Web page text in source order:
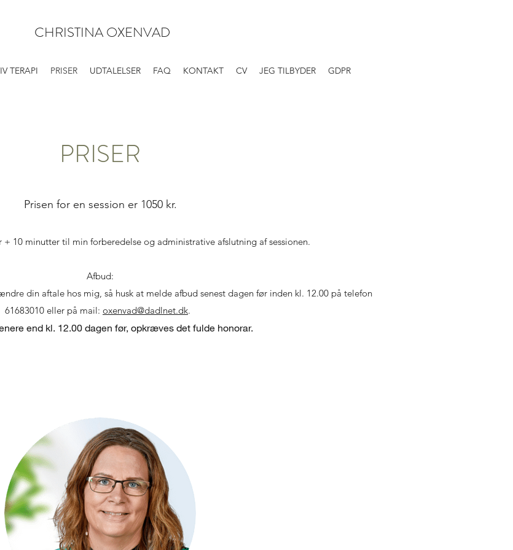
CHRISTINA OXENVAD
TERAPI PRISER UDTALELSER FAQ KONTAKT CV JEG TILBYDER GDPR
PRISER
Prisen for en session er 1050 kr.
+ 10 minutter til min forberedelse og administrative afslutning af sessionen.
Afbud:
din aftale hos mig, så husk at melde afbud senest dagen før inden kl. 12.00 på telefon
61683010 eller på mail: oxenvad@dadlnet.dk.
end kl. 12.00 dagen før, opkræves det fulde honorar.